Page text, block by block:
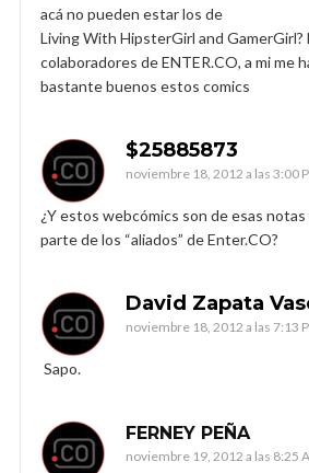
acá no pueden estar los de
Living With HipsterGirl and GamerGirl?
colaboradores de ENTER.CO, a mi me
bastante buenos estos comics
$25885873
noviembre 18, 2012 a las 3:00
¿Y estos webcómics son de esas
parte de los “aliados” de Enter.CO?
David Zapata
noviembre 18, 2012 a las 7:13
Sapo.
FERNEY PEÑA
noviembre 19, 2012 a las 8:25